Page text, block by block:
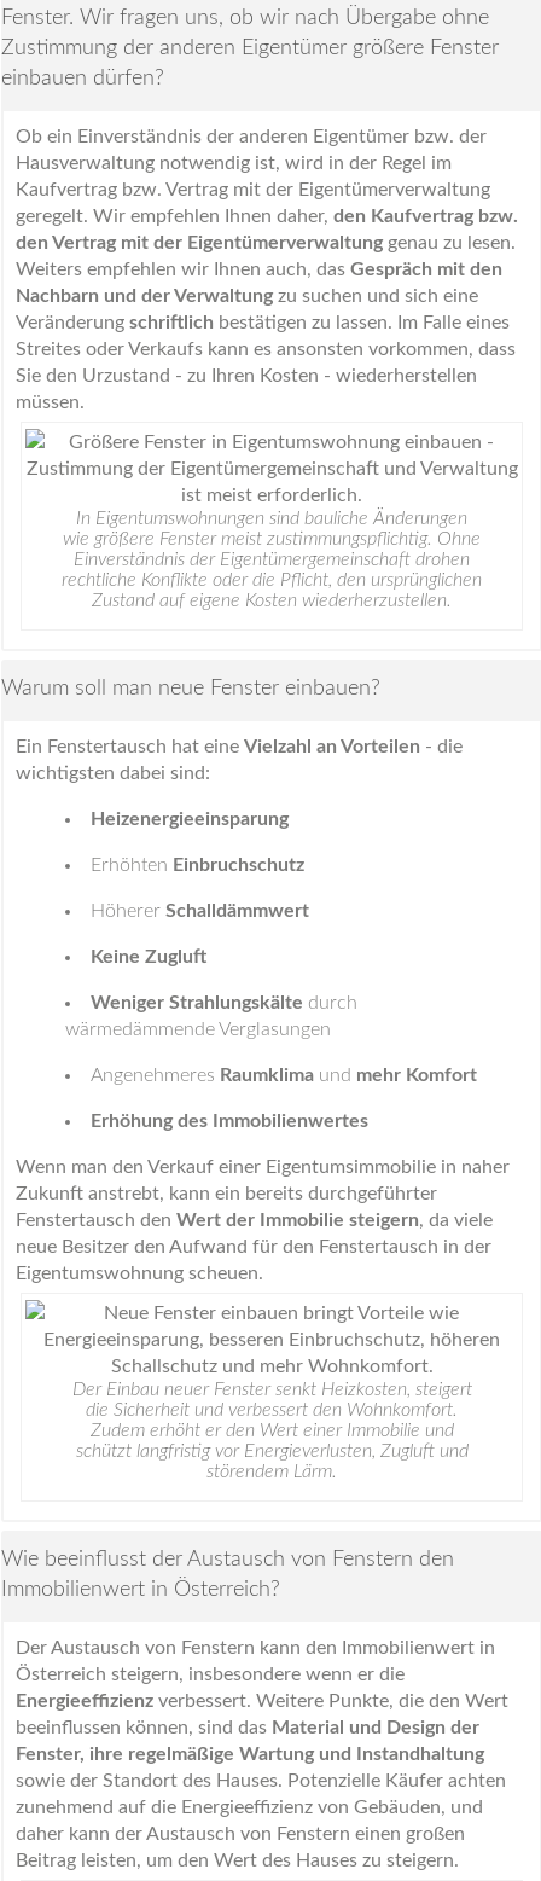
Fenster. Wir fragen uns, ob wir nach Übergabe ohne
Zustimmung der anderen Eigentümer größere Fenster
einbauen dürfen?
Ob ein Einverständnis der anderen Eigentümer bzw. der
Hausverwaltung notwendig ist, wird in der Regel im
Kaufvertrag bzw. Vertrag mit der Eigentümerverwaltung
geregelt. Wir empfehlen Ihnen daher, den Kaufvertrag bzw.
den Vertrag mit der Eigentümerverwaltung genau zu lesen.
Weiters empfehlen wir Ihnen auch, das Gespräch mit den
Nachbarn und der Verwaltung zu suchen und sich eine
Veränderung schriftlich bestätigen zu lassen. Im Falle eines
Streites oder Verkaufs kann es ansonsten vorkommen, dass
Sie den Urzustand - zu Ihren Kosten - wiederherstellen
müssen.
In Eigentumswohnungen sind bauliche Änderungen
wie größere Fenster meist zustimmungspflichtig. Ohne
Einverständnis der Eigentümergemeinschaft drohen
rechtliche Konflikte oder die Pflicht, den ursprünglichen
Zustand auf eigene Kosten wiederherzustellen.
Warum soll man neue Fenster einbauen?
Ein Fenstertausch hat eine Vielzahl an Vorteilen - die
wichtigsten dabei sind:
Heizenergieeinsparung
Erhöhten Einbruchschutz
Höherer Schalldämmwert
Keine Zugluft
Weniger Strahlungskälte durch
wärmedämmende Verglasungen
Angenehmeres Raumklima und mehr Komfort
Erhöhung des Immobilienwertes
Wenn man den Verkauf einer Eigentumsimmobilie in naher
Zukunft anstrebt, kann ein bereits durchgeführter
Fenstertausch den Wert der Immobilie steigern, da viele
neue Besitzer den Aufwand für den Fenstertausch in der
Eigentumswohnung scheuen.
Der Einbau neuer Fenster senkt Heizkosten, steigert
die Sicherheit und verbessert den Wohnkomfort.
Zudem erhöht er den Wert einer Immobilie und
schützt langfristig vor Energieverlusten, Zugluft und
störendem Lärm.
Wie beeinflusst der Austausch von Fenstern den
Immobilienwert in Österreich?
Der Austausch von Fenstern kann den Immobilienwert in
Österreich steigern, insbesondere wenn er die
Energieeffizienz verbessert. Weitere Punkte, die den Wert
beeinflussen können, sind das Material und Design der
Fenster, ihre regelmäßige Wartung und Instandhaltung
sowie der Standort des Hauses. Potenzielle Käufer achten
zunehmend auf die Energieeffizienz von Gebäuden, und
daher kann der Austausch von Fenstern einen großen
Beitrag leisten, um den Wert des Hauses zu steigern.